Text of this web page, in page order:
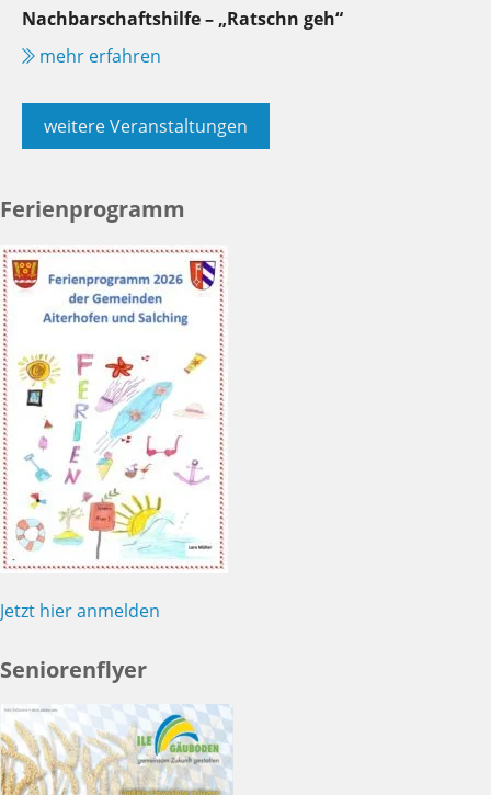
Nachbarschaftshilfe – „Ratschn geh“
mehr erfahren
weitere Veranstaltungen
Ferienprogramm
Jetzt hier anmelden
Seniorenflyer